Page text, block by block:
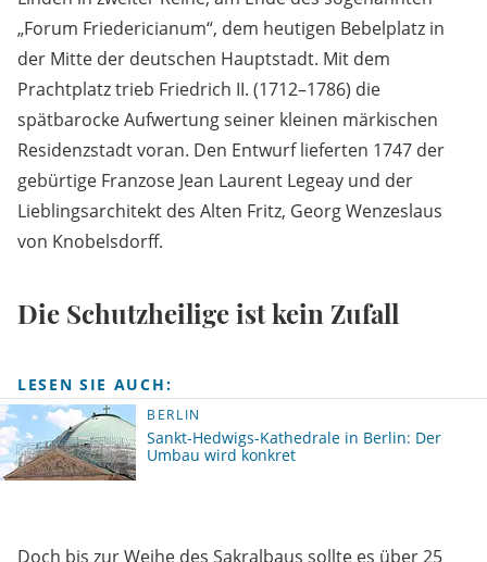
„Forum Friedericianum“, dem heutigen Bebelplatz in
der Mitte der deutschen Hauptstadt. Mit dem
Prachtplatz trieb Friedrich II. (1712–1786) die
spätbarocke Aufwertung seiner kleinen märkischen
Residenzstadt voran. Den Entwurf lieferten 1747 der
gebürtige Franzose Jean Laurent Legeay und der
Lieblingsarchitekt des Alten Fritz, Georg Wenzeslaus
von Knobelsdorff.
Die Schutzheilige ist kein Zufall
LESEN SIE AUCH:
BERLIN
Sankt-Hedwigs-Kathedrale in Berlin: Der
Umbau wird konkret
Doch bis zur Weihe des Sakralbaus sollte es über 25